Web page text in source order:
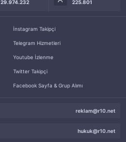
29.974.232
225.801
İnstagram Takipçi
Telegram Hizmetleri
Youtube İzlenme
Twitter Takipçi
Facebook Sayfa & Grup Alımı
reklam@r10.net
hukuk@r10.net